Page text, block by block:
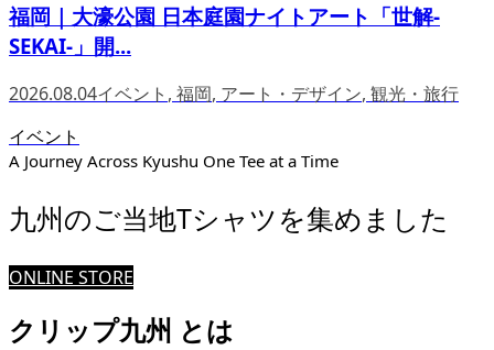
福岡｜大濠公園 日本庭園ナイトアート「世解-
SEKAI-」開...
2026.08.04イベント , 福岡, アート・デザイン, 観光・旅行
イベント
A Journey Across Kyushu One Tee at a Time
九州のご当地Tシャツを集めました
ONLINE STORE
クリップ九州 とは